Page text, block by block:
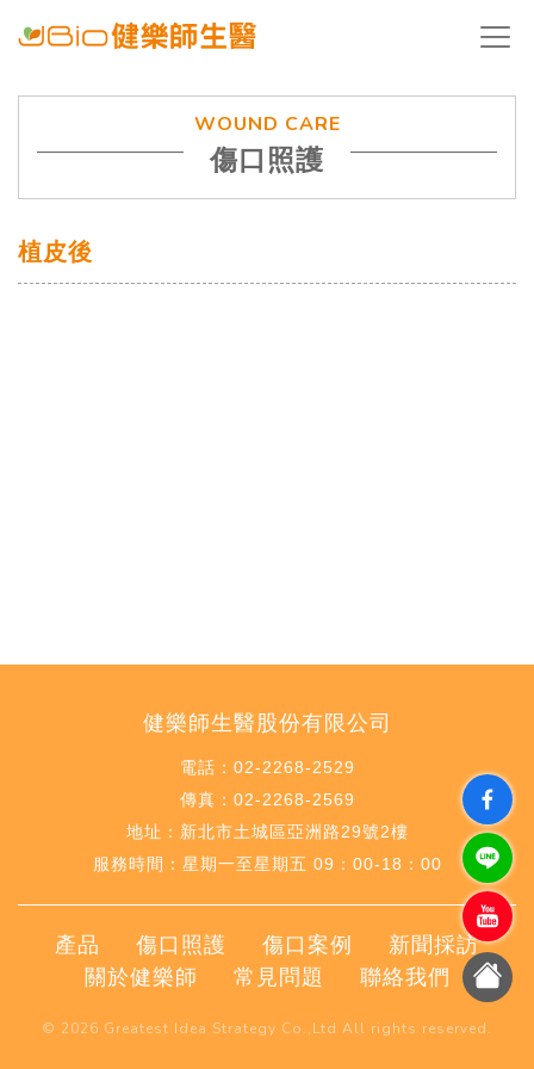
WOUND CARE
傷口照護
植皮後
健樂師生醫股份有限公司
電話：02-2268-2529
傳真：02-2268-2569
地址：新北市土城區亞洲路29號2樓
服務時間：星期一至星期五 09：00-18：00
產品 傷口照護 傷口案例
新聞採訪
關於健樂師
常見問題 聯絡我們
© 2026 Greatest Idea Strategy Co.,Ltd All rights reserved.